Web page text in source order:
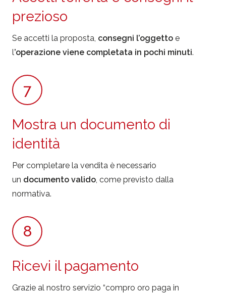
prezioso
Se accetti la proposta, consegni l’oggetto e
l’operazione viene completata in pochi minuti.
7
Mostra un documento di
identità
Per completare la vendita è necessario
un documento valido, come previsto dalla
normativa.
8
Ricevi il pagamento
Grazie al nostro servizio “compro oro paga in